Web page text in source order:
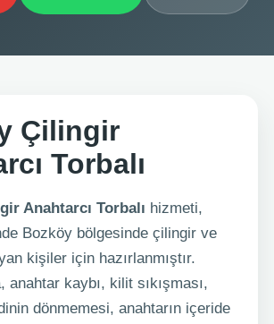
Çilingir
Torbalı
Anahtarcı Torbalı hizmeti,
Bozköy bölgesinde çilingir ve
kişiler için hazırlanmıştır.
anahtar kaybı, kilit sıkışması,
dönmemesi, anahtarın içeride